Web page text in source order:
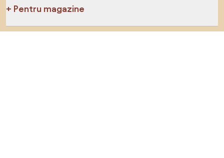
Pentru magazine